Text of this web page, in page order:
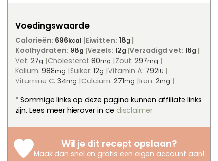
Voedingswaarde
Calorieën: 696kcal
Koolhydraten: 98g
Eiwitten: 18g
Vet: 27g
Verzadigd vet: 16g
Cholesterol: 80mg Zout: 297mg
Kalium: 988mg
Vezels: 12g
Suiker: 12g Vitamin A: 792IU
Vitamine C: 34mg Calcium: 271mg Iron: 2mg
* Sommige links op deze pagina kunnen affiliate links
zijn. Lees meer hierover in de
disclaimer
Wil je dit recept opslaan?
Maak dan snel en gratis een eigen account aan!